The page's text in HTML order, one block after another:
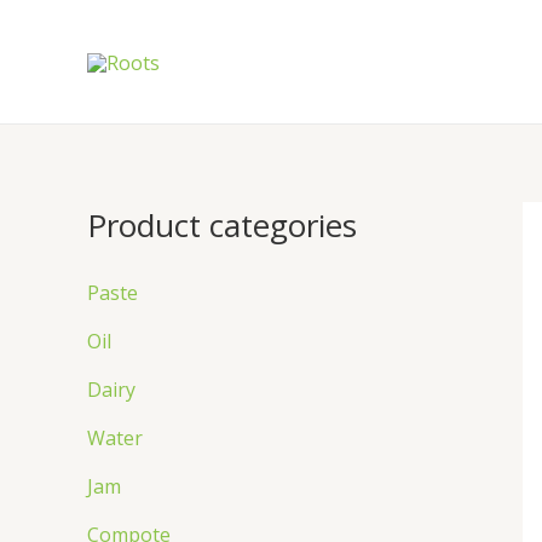
Product categories
Paste
Oil
Dairy
Water
Jam
Compote